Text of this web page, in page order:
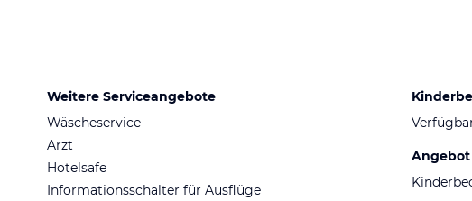
Weitere Serviceangebote
Wäscheservice
Arzt
Hotelsafe
Informationsschalter für Ausflüge